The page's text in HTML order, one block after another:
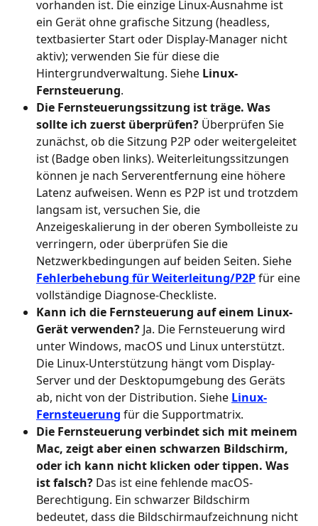
vorhanden ist. Die einzige Linux-Ausnahme ist
ein Gerät ohne grafische Sitzung (headless,
textbasierter Start oder Display-Manager nicht
aktiv); verwenden Sie für diese die
Hintergrundverwaltung. Siehe Linux-
Fernsteuerung.
Die Fernsteuerungssitzung ist träge. Was
sollte ich zuerst überprüfen? Überprüfen Sie
zunächst, ob die Sitzung P2P oder weitergeleitet
ist (Badge oben links). Weiterleitungssitzungen
können je nach Serverentfernung eine höhere
Latenz aufweisen. Wenn es P2P ist und trotzdem
langsam ist, versuchen Sie, die
Anzeigeskalierung in der oberen Symbolleiste zu
verringern, oder überprüfen Sie die
Netzwerkbedingungen auf beiden Seiten. Siehe
Fehlerbehebung für Weiterleitung/P2P für eine
vollständige Diagnose-Checkliste.
Kann ich die Fernsteuerung auf einem Linux-
Gerät verwenden? Ja. Die Fernsteuerung wird
unter Windows, macOS und Linux unterstützt.
Die Linux-Unterstützung hängt vom Display-
Server und der Desktopumgebung des Geräts
ab, nicht von der Distribution. Siehe Linux-
Fernsteuerung für die Supportmatrix.
Die Fernsteuerung verbindet sich mit meinem
Mac, zeigt aber einen schwarzen Bildschirm,
oder ich kann nicht klicken oder tippen. Was
ist falsch? Das ist eine fehlende macOS-
Berechtigung. Ein schwarzer Bildschirm
bedeutet, dass die Bildschirmaufzeichnung nicht